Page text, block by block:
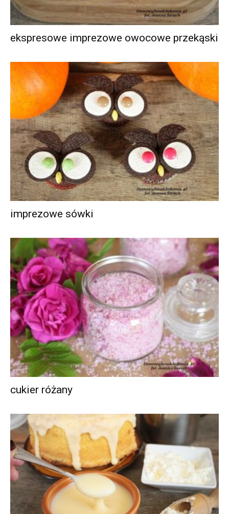
ekspresowe imprezowe owocowe przekąski
imprezowe sówki
cukier różany